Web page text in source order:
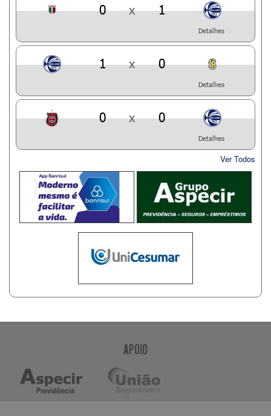
0 x 1
Detalhes
1 x 0
Detalhes
0 x 0
Detalhes
Ver Todos
APOIO